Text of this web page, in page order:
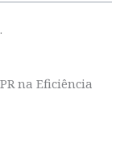
na Eficiência